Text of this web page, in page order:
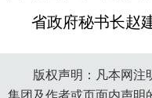
省政府秘书长赵
版权声明：凡本网注
集团及作者或页面内声明